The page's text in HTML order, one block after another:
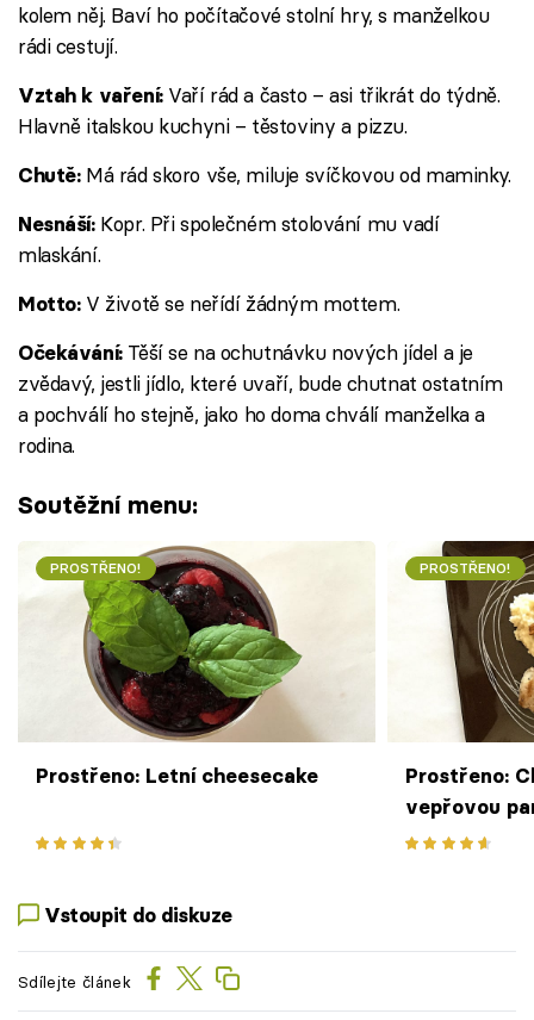
kolem něj. Baví ho počítačové stolní hry, s manželkou
rádi cestují.
Vztah k vaření:Vaří rád a často – asi třikrát do týdně.
Hlavně italskou kuchyni – těstoviny a pizzu.
Chutě:Má rád skoro vše, miluje svíčkovou od maminky.
Nesnáší: Kopr. Při společném stolování mu vadí
mlaskání.
Motto: V životě se neřídí žádným mottem.
Očekávání: Těší se na ochutnávku nových jídel a je
zvědavý, jestli jídlo, které uvaří, bude chutnat ostatním
a pochválí ho stejně, jako ho doma chválí manželka a
rodina.
Soutěžní menu:
PROSTŘENO!
Prostřeno: Letní cheesecake
PROSTŘENO!
Prostřeno:
vepřovou
Vstoupit do diskuze
Sdílejte článek